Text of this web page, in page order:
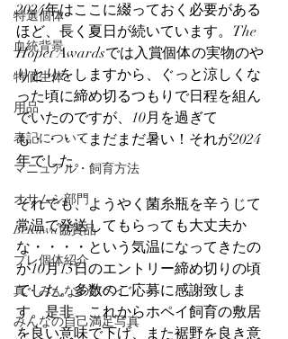
特選個体
血統背景
特価生体
用品
表記について
マニュアル・飼育方法
オサムシ部門
BeKuwa協賛品
プレ個体紹介
真・みんなのホペイ
みんなの自己満足写真
2024年はここに綴っておく必要がある
ほど、長く夏日が続いています。The
Hopei Awardsでは入賞個体の実物のや
りとりをしますから、ぐっと涼しくな
った頃に締め切るつもりで日程を組ん
でいたのですが、10月を過ぎて
も・・・・まだまだ暑い！それが2024
年でした。
それでも、ようやく菌糸瓶を辛うじて
常温で発送してもらっても大丈夫か
な・・・・という気温になってきたの
が10月15日のエントリー締め切りの頃
でした。多数のご応募に感謝致しま
す。是非、これからホペイ飼育の敷居
を良い意味で下げ、また裾野を良き意